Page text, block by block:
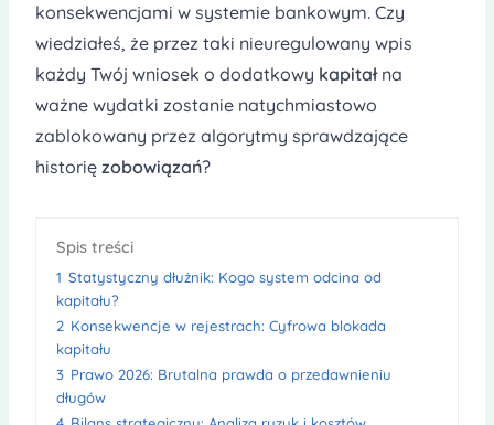
konsekwencjami w systemie bankowym. Czy
wiedziałeś, że przez taki nieuregulowany wpis
każdy Twój wniosek o dodatkowy kapitałna
ważne wydatki zostanie natychmiastowo
zablokowany przez algorytmy sprawdzające
historię zobowiązań?
Spis treści
1 Statystyczny dłużnik: Kogo system odcina od
kapitału?
2 Konsekwencje w rejestrach: Cyfrowa blokada
kapitału
3 Prawo 2026: Brutalna prawda o przedawnieniu
długów